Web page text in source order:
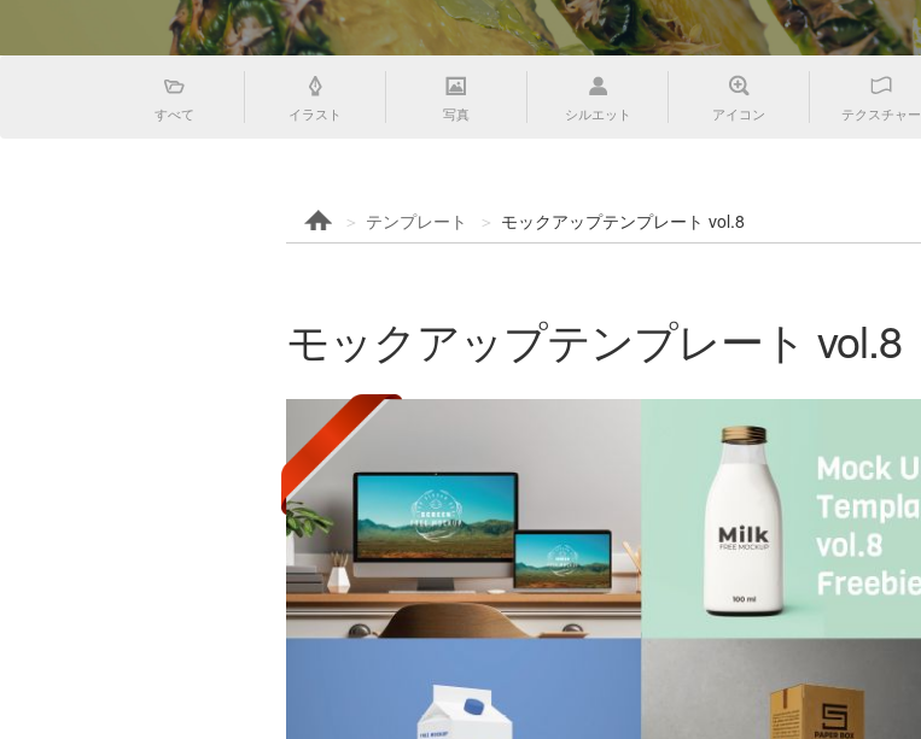
すべて イラスト 写真 シルエット アイコン テクスチャー
テンプレート モックアップテンプレート vol.8
モックアップテンプレート vol.8